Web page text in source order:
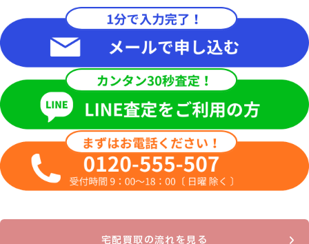
宅配買取の流れを見る